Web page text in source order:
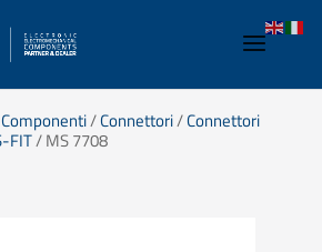
Componenti/Connettori/Connettori
FIT/ MS 7708